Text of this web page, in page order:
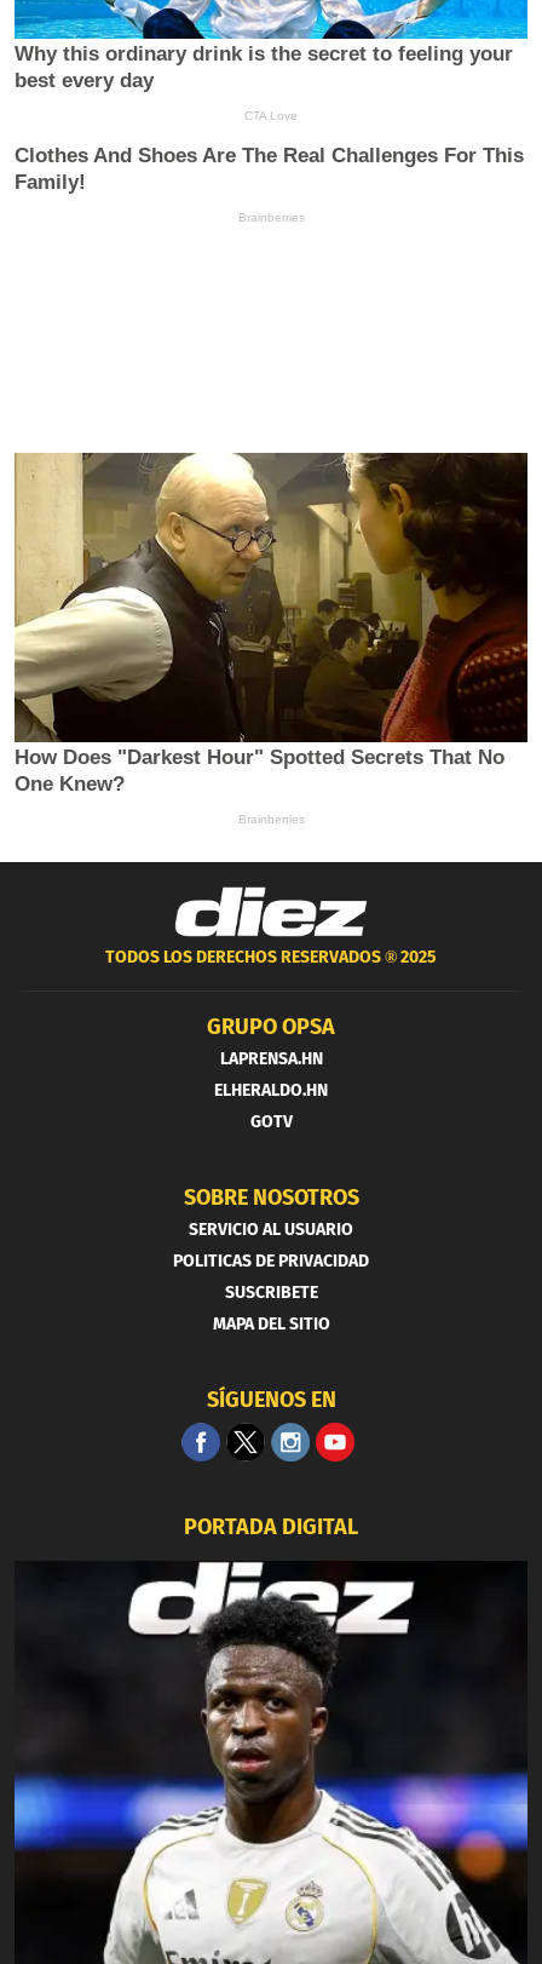
TODOS LOS DERECHOS RESERVADOS ®2025
GRUPO OPSA
LAPRENSA.HN
ELHERALDO.HN
GOTV
SOBRE NOSOTROS
SERVICIO AL USUARIO
POLITICAS DE PRIVACIDAD
SUSCRIBETE
MAPA DEL SITIO
SÍGUENOS EN
PORTADA DIGITAL